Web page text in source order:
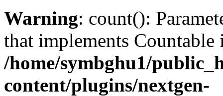
Warning: count():
that implements Countable
/home/symbghu1/
content/plugins/nextgen-